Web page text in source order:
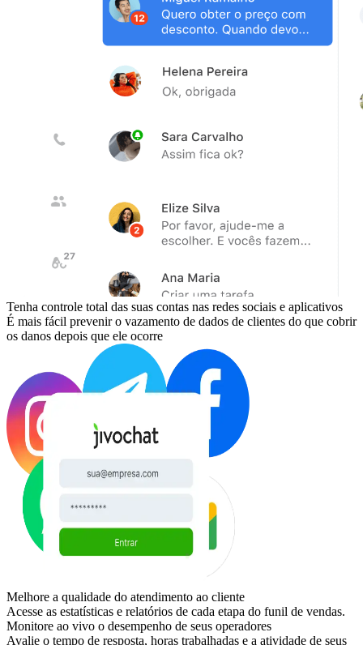
Tenha controle total das suas contas nas redes sociais e aplicativos
É mais fácil prevenir o vazamento de dados de clientes do que cobrir
os danos depois que ele ocorre
Melhore a qualidade do atendimento ao cliente
Acesse as estatísticas e relatórios de cada etapa do funil de vendas.
Monitore ao vivo o desempenho de seus operadores
Avalie o tempo de resposta, horas trabalhadas e a atividade de seus